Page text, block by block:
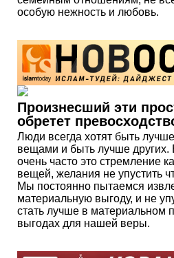
особую нежность и любовь.
Произнесший эти
обретет
Люди всегда хотят быть
вещами и быть лучше
очень часто это стремление
вещей, желания не упустить
Мы постоянно пытаемся
материальную выгоду, и не
стать лучше в материальном
выгодах для нашей веры.